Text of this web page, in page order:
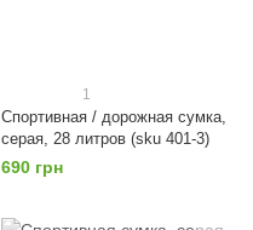
1
Спортивная / дорожная сумка,
серая, 28 литров (sku 401-3)
690 грн